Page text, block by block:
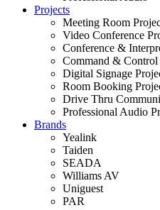
Projects
Meeting Room
Video Conference
Conference &
Command & Control
Digital Signage
Room Booking
Drive Thru
Professional Audio
Brands
Yealink
Taiden
SEADA
Williams AV
Uniguest
PAR